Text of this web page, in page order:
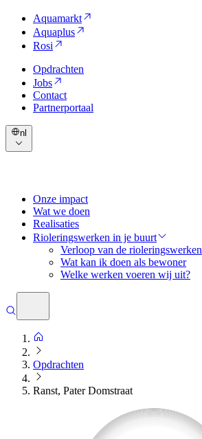
Aquamarkt
Aquaplus
Rosi
Opdrachten
Jobs
Contact
Partnerportaal
nl
Onze impact
Wat we doen
Realisaties
Rioleringswerken in je buurt
Verloop van de rioleringswerken
Wat kan ik doen als bewoner
Welke werken voeren wij uit?
Opdrachten
Ranst, Pater Domstraat